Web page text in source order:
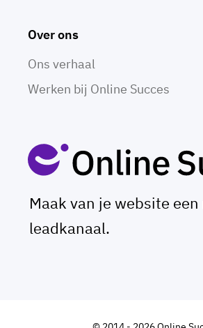
Over ons
Ons verhaal
Werken bij Online Succes
Maak van je website
leadkanaal.